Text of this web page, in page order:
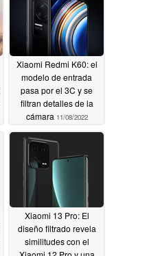
Xiaomi Redmi K60: el
modelo de entrada
pasa por el 3C y se
filtran detalles de la
cámara 11/08/2022
Xiaomi 13 Pro: El
diseño filtrado revela
similitudes con el